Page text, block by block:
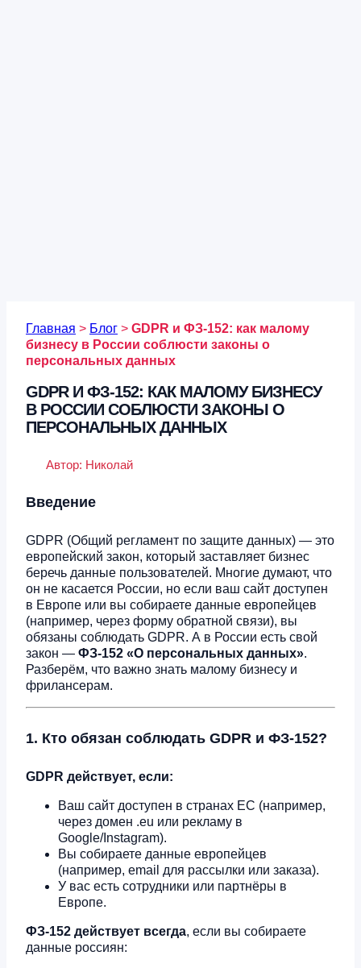
Главная > Блог > GDPR и ФЗ-152: как малому
бизнесу в России соблюсти законы о
персональных данных
GDPR И ФЗ-152: КАК МАЛОМУ БИЗНЕСУ
В РОССИИ СОБЛЮСТИ ЗАКОНЫ О
ПЕРСОНАЛЬНЫХ ДАННЫХ
Автор: Николай
Введение
GDPR (Общий регламент по защите данных) — это
европейский закон, который заставляет бизнес
беречь данные пользователей. Многие думают, что
он не касается России, но если ваш сайт доступен
в Европе или вы собираете данные европейцев
(например, через форму обратной связи), вы
обязаны соблюдать GDPR. А в России есть свой
закон — ФЗ-152 «О персональных данных».
Разберём, что важно знать малому бизнесу и
фрилансерам.
1. Кто обязан соблюдать GDPR и ФЗ-152?
GDPR действует, если:
Ваш сайт доступен в странах ЕС (например,
через домен .eu или рекламу в
Google/Instagram).
Вы собираете данные европейцев
(например, email для рассылки или заказа).
У вас есть сотрудники или партнёры в
Европе.
ФЗ-152 действует всегда, если вы собираете
данные россиян: